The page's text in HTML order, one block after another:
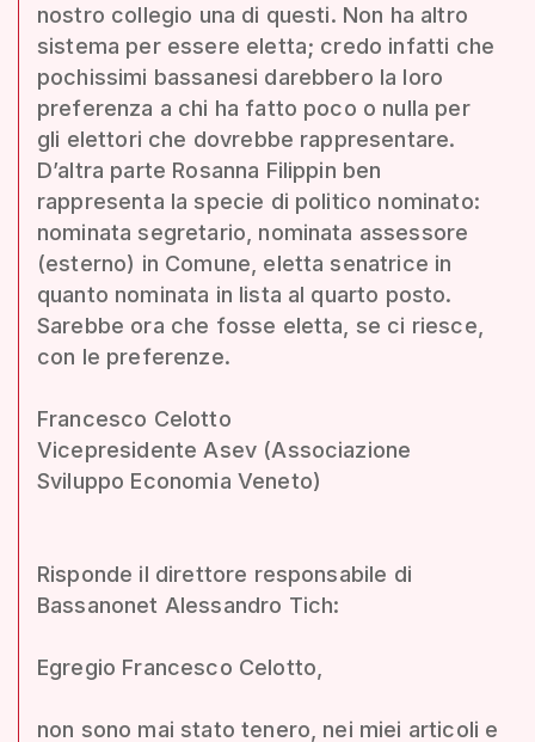
nostro collegio una di questi. Non ha altro
sistema per essere eletta; credo infatti che
pochissimi bassanesi darebbero la loro
preferenza a chi ha fatto poco o nulla per
gli elettori che dovrebbe rappresentare.
D’altra parte Rosanna Filippin ben
rappresenta la specie di politico nominato:
nominata segretario, nominata assessore
(esterno) in Comune, eletta senatrice in
quanto nominata in lista al quarto posto.
Sarebbe ora che fosse eletta, se ci riesce,
con le preferenze.
Francesco Celotto
Vicepresidente Asev (Associazione
Sviluppo Economia Veneto)
Risponde il direttore responsabile di
Bassanonet Alessandro Tich:
Egregio Francesco Celotto,
non sono mai stato tenero, nei miei articoli e